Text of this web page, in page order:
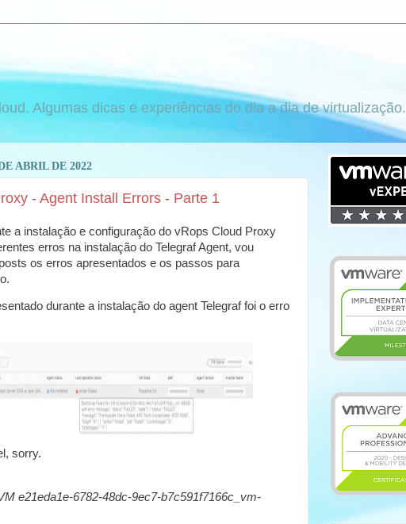
Algumas dicas e experiências do dia a dia de virtualização.
ABRIL DE 2022
- Agent Install Errors - Parte 1
a instalação e configuração do vRops Cloud Proxy
erros na instalação do Telegraf Agent, vou
os erros apresentados e os passos para
durante a instalação do agent Telegraf foi o erro
sorry.
e21eda1e-6782-48dc-9ec7-b7c591f7166c_vm-